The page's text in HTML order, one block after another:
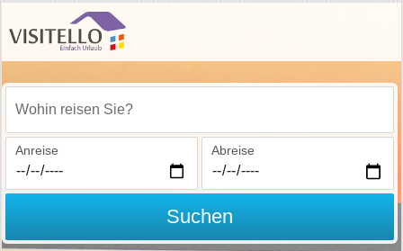
Wohin reisen Sie?
Anreise Abreise
Suchen